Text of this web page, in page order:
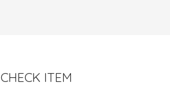
CHECK ITEM